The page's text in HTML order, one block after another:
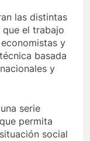
las distintas
el trabajo
y
basada
y
serie
permita
social